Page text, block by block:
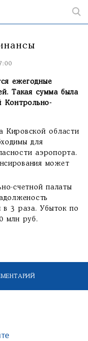
ежегодные
Такая сумма была
Контрольно-
Кировской области
для
аэропорта.
может
счетной палаты
в 3 раза. Убыток по
млн руб.